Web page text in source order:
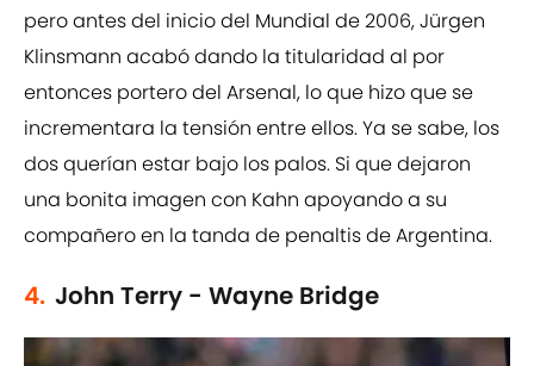
pero antes del inicio del Mundial de 2006, Jürgen
Klinsmann acabó dando la titularidad al por
entonces portero del Arsenal, lo que hizo que se
incrementara la tensión entre ellos. Ya se sabe, los
dos querían estar bajo los palos. Si que dejaron
una bonita imagen con Kahn apoyando a su
compañero en la tanda de penaltis de Argentina.
4. John Terry - Wayne Bridge